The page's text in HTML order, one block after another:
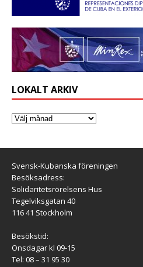
LOKALT ARKIV
Svensk-Kubanska föreningen
Besöksadress:
Solidaritetsrörelsens Hus
Tegelviksgatan 40
116 41 Stockholm
Besökstid:
Onsdagar kl 09-15
Tel: 08 – 31 95 30